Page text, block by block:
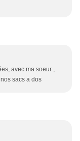
avec ma soeur ,
sacs a dos